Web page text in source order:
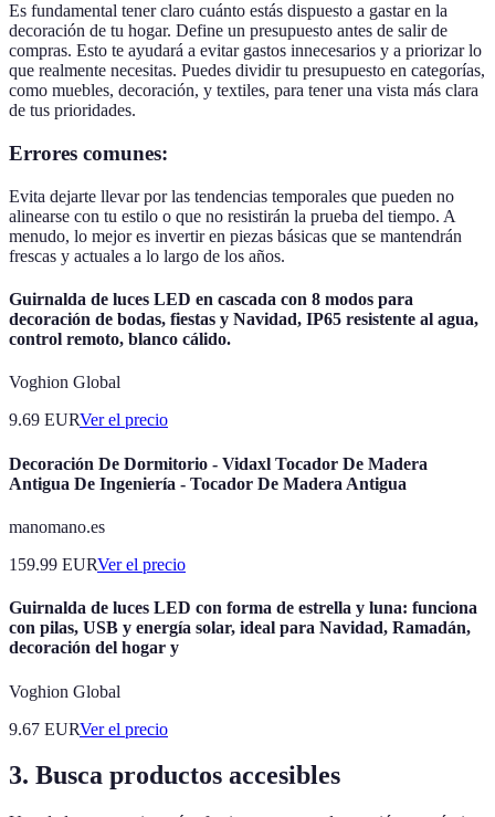
Es fundamental tener claro cuánto estás dispuesto a gastar en la
decoración de tu hogar. Define un presupuesto antes de salir de
compras. Esto te ayudará a evitar gastos innecesarios y a priorizar lo
que realmente necesitas. Puedes dividir tu presupuesto en categorías,
como muebles, decoración, y textiles, para tener una vista más clara
de tus prioridades.
Errores comunes:
Evita dejarte llevar por las tendencias temporales que pueden no
alinearse con tu estilo o que no resistirán la prueba del tiempo. A
menudo, lo mejor es invertir en piezas básicas que se mantendrán
frescas y actuales a lo largo de los años.
Guirnalda de luces LED en cascada con 8 modos para
decoración de bodas, fiestas y Navidad, IP65 resistente al agua,
control remoto, blanco cálido.
Voghion Global
9.69 EURVer el precio
Decoración De Dormitorio - Vidaxl Tocador De Madera
Antigua De Ingeniería - Tocador De Madera Antigua
manomano.es
159.99 EURVer el precio
Guirnalda de luces LED con forma de estrella y luna: funciona
con pilas, USB y energía solar, ideal para Navidad, Ramadán,
decoración del hogar y
Voghion Global
9.67 EURVer el precio
3. Busca productos accesibles